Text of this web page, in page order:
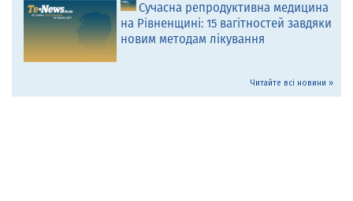
Сучасна репродуктивна медицина
на Рівненщині: 15 вагітностей завдяки
новим методам лікування
Читайте всі новини »